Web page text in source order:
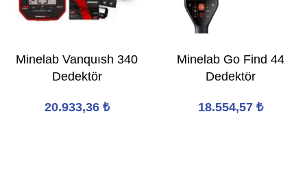
Minelab Vanquısh 340
Dedektör
20.933,36 ₺
Minelab Go Find 44
Dedektör
18.554,57 ₺